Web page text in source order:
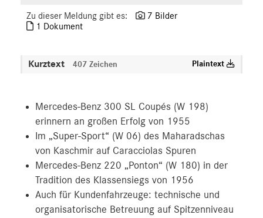
Zu dieser Meldung gibt es:
7 Bilder
1 Dokument
Kurztext 407 Zeichen Plaintext
Mercedes-Benz 300 SL Coupés (W 198)
erinnern an großen Erfolg von 1955
Im „Super-Sport“ (W 06) des Maharadschas
von Kaschmir auf Caracciolas Spuren
Mercedes-Benz 220 „Ponton“ (W 180) in der
Tradition des Klassensiegs von 1956
Auch für Kundenfahrzeuge: technische und
organisatorische Betreuung auf Spitzenniveau